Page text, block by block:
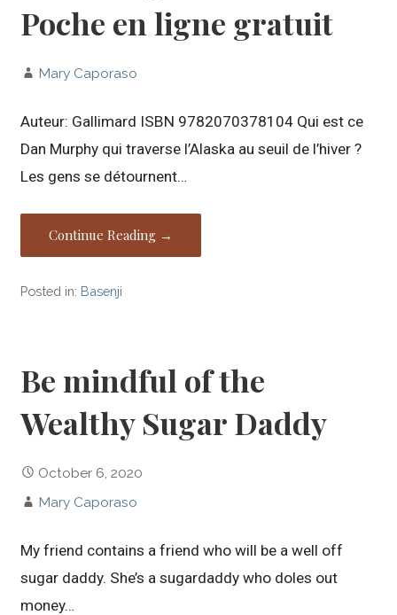
Poche en ligne gratuit
Mary Caporaso
Auteur: Gallimard ISBN 9782070378104 Qui est ce
Dan Murphy qui traverse l’Alaska au seuil de l’hiver ?
Les gens se détournent…
Continue Reading →
Posted in: Basenji
Be mindful of the
Wealthy Sugar Daddy
October 6, 2020
Mary Caporaso
My friend contains a friend who will be a well off
sugar daddy. She’s a sugardaddy who doles out
money…